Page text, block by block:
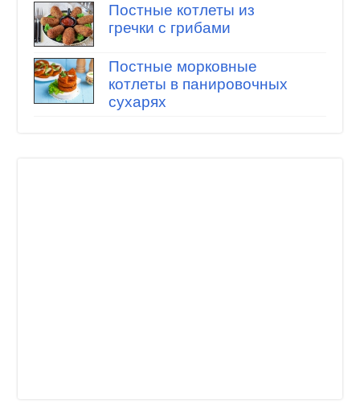
Постные котлеты из
гречки с грибами
Постные морковные
котлеты в панировочных
сухарях